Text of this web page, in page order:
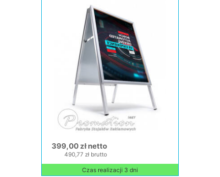
399,00 zł netto
490,77 zł brutto
Czas realizacji 3 dni